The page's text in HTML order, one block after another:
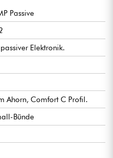
Passive
Elektronik.
Ahorn, Comfort C Profil.
Bünde